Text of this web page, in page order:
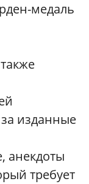
медаль
изданные
анекдоты
требует